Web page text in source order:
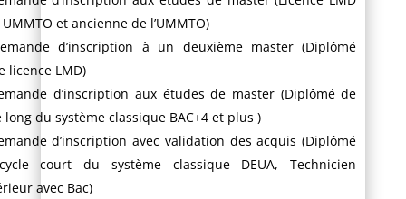
et ancienne de l’UMMTO)
d’inscription à un deuxième master (Diplômé
licence LMD)
d’inscription aux études de master (Diplômé de
long du système classique BAC+4 et plus )
d’inscription avec validation des acquis (Diplômé
court du système classique DEUA, Technicien
avec Bac)